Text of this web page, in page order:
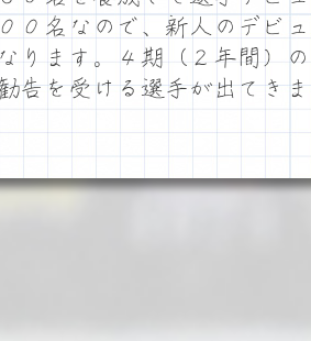
０名なので、新人のデビュ
ります。４期（２年間）の
告を受ける選手が出てきま